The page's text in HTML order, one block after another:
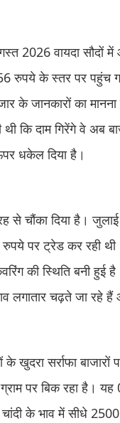
2026 वायदा सौदों
रुपये के स्तर पर पहुंच
के जानकारों का
थी कि दाम गिरेंगे वे
धकेल दिया है।
से चौंका दिया है।
पर ट्रेड कर रही
की स्थिति बनी
लगातार चढ़ते जा रहे हैं
खुदरा सर्राफा
पर बिक रहा है। यह
के भाव में सीधे